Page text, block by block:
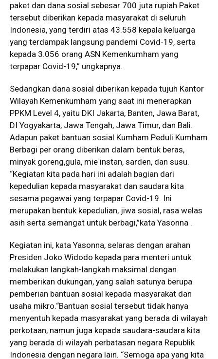
paket dan dana sosial sebesar 700 juta rupiah.Paket
tersebut diberikan kepada masyarakat di seluruh
Indonesia, yang terdiri atas 43.558 kepala keluarga
yang terdampak langsung pandemi Covid-19, serta
kepada 3.056 orang ASN Kemenkumham yang
terpapar Covid-19,” ungkapnya.
Sedangkan dana sosial diberikan kepada tujuh Kantor
Wilayah Kemenkumham yang saat ini menerapkan
PPKM Level 4, yaitu DKI Jakarta, Banten, Jawa Barat,
DI Yogyakarta, Jawa Tengah, Jawa Timur, dan Bali.
Adapun paket bantuan sosial Kumham Peduli Kumham
Berbagi per orang diberikan dalam bentuk beras,
minyak goreng,gula, mie instan, sarden, dan susu.
“Kegiatan kita pada hari ini adalah bagian dari
kepedulian kepada masyarakat dan saudara kita
sesama pegawai yang terpapar Covid-19. Ini
merupakan bentuk kepedulian, jiwa sosial, rasa welas
asih serta semangat untuk berbagi,”kata Yasonna .
Kegiatan ini, kata Yasonna, selaras dengan arahan
Presiden Joko Widodo kepada para menteri untuk
melakukan langkah-langkah maksimal dengan
memberikan dukungan, yang salah satunya berupa
pemberian bantuan sosial kepada masyarakat dan
usaha mikro.“Bantuan sosial tersebut tidak hanya
menyentuh kepada masyarakat yang berada di wilayah
perkotaan, namun juga kepada saudara-saudara kita
yang berada di wilayah perbatasan negara Republik
Indonesia dengan negara lain. “Semoga apa yang kita